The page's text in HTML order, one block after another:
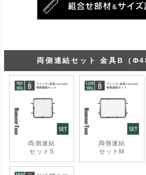
両側連結セット 金具B（
両側連結
セットS
両側連結
セットM